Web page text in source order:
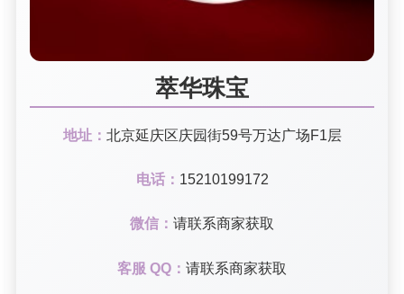
萃华珠宝
地址： 北京延庆区庆园街59号万达广场F1层
电话： 15210199172
微信： 请联系商家获取
客服 QQ： 请联系商家获取